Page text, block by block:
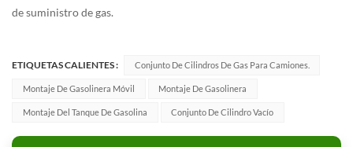
de suministro de gas.
ETIQUETAS CALIENTES : Conjunto De Cilindros De Gas Para Camiones.
Montaje De Gasolinera Móvil Montaje De Gasolinera
Montaje Del Tanque De Gasolina Conjunto De Cilindro Vacío